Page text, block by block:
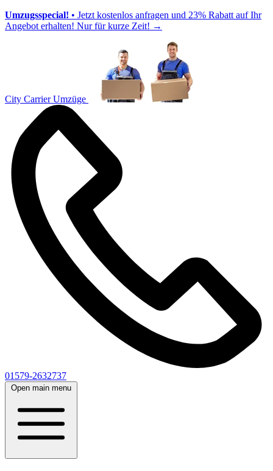
Umzugsspecial! • Jetzt kostenlos anfragen und 23% Rabatt auf Ihr
Angebot erhalten! Nur für kurze Zeit! →
City Carrier Umzüge
01579-2632737
Open main menu